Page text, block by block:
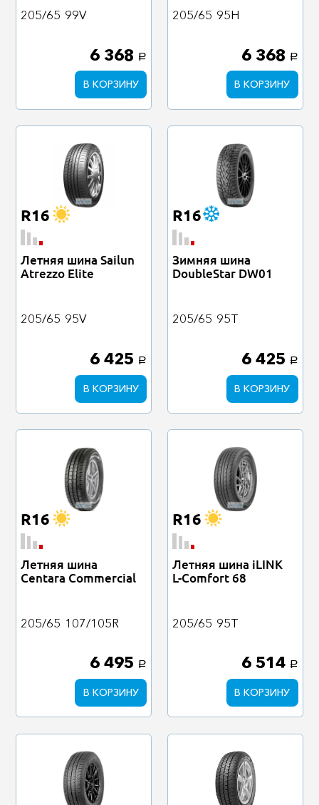
205/65 99V
6 368 a
В КОРЗИНУ
205/65 95H
6 368 a
В КОРЗИНУ
R16
Летняя шина Sailun
Atrezzo Elite
205/65 95V
6 425 a
В КОРЗИНУ
R16
Зимняя шина
DoubleStar DW01
205/65 95T
6 425 a
В КОРЗИНУ
R16
Летняя шина
Centara Commercial
205/65 107/105R
6 495 a
В КОРЗИНУ
R16
Летняя шина iLINK
L-Comfort 68
205/65 95T
6 514 a
В КОРЗИНУ